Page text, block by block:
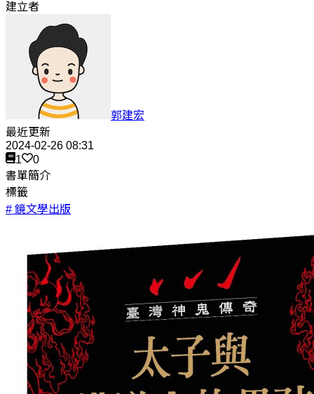
建立者
郭建宏
最近更新
2024-02-26 08:31
1
0
書單簡介
標籤
# 鏡文學出版